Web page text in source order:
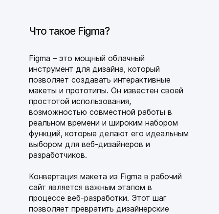
Что такое Figma?
Figma – это мощный облачный
инструмент для дизайна, который
позволяет создавать интерактивные
макеты и прототипы. Он известен своей
простотой использования,
возможностью совместной работы в
реальном времени и широким набором
функций, которые делают его идеальным
выбором для веб-дизайнеров и
разработчиков.
Конвертация макета из Figma в рабочий
сайт является важным этапом в
процессе веб-разработки. Этот шаг
позволяет превратить дизайнерские